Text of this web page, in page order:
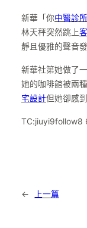
新華「你中醫診
林天秤突然跳上
靜且優雅的聲音
新華社第她做了
她的咖啡館被兩
宅設計但她卻感
← 上一篇